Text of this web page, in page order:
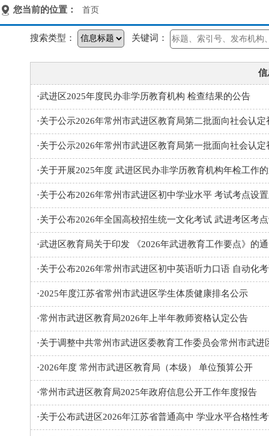
您当前的位置： 首页
搜索类型： 关键词：
信
·武进区2025年度民办非学历教育机构 检查结果的公告
·关于公示2026年常州市武进区教育局第二批面向社会认
·关于公示2026年常州市武进区教育局第一批面向社会认
·关于开展2025年度 武进区民办非学历教育机构年检工作
·关于公布2026年常州市武进区初中学业水平 考试考点设
·关于公布2026年全国高校招生统一文化考试 武进考区考
·武进区教育局关于印发 《2026年武进教育工作要点》的
·关于公布2026年常州市武进区初中英语听力口语 自动化
·2025年度江苏省常州市武进区学生体质健康排名公示
·常州市武进区教育局2026年上半年教师资格认定公告
·关于调整中共常州市武进区委教育工作委员会常州市武进
·2026年度 常州市武进区教育局（本级） 单位预算公开
·常州市武进区教育局2025年政府信息公开工作年度报告
·关于公布武进区2026年江苏省普通高中 学业水平合格性